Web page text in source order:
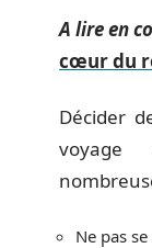
A lire en
cœur du
Décider
Ne pas